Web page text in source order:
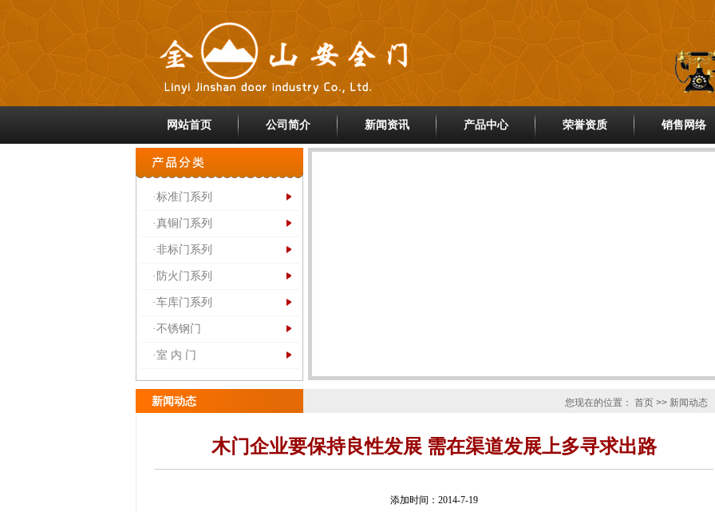
网站首页 公司简介 新闻资讯 产品中心 荣誉资质 销售网络
·标准门系列
·真铜门系列
·非标门系列
·防火门系列
·车库门系列
·不锈钢门
·室 内 门
新闻动态 您现在的位置： 首页 >> 新闻动态
木门企业要保持良性发展 需在渠道发展上多寻求出路
添加时间：2014-7-19